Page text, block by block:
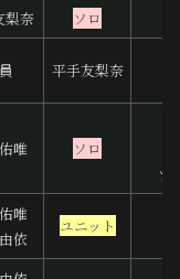
梨奈 ソロ
平手友梨奈
唯 ソロ
ツ
唯
依
ユニット